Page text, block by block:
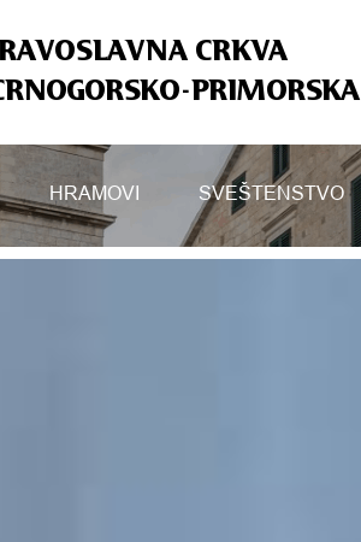
CRKVA
PRIMORSKA
HRAMOVI SVEŠTENSTVO